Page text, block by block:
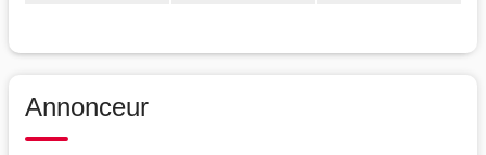
Annonceur